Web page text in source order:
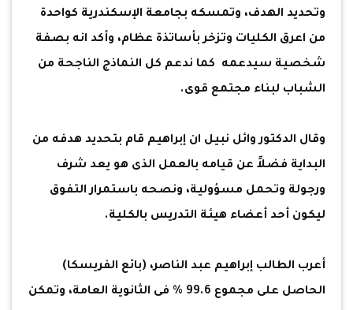
وتحديد الهدف، وتمسكه بجامعة الإسكندرية كواحدة
من اعرق الكليات وتزخر بأساتذة عظام، وأكد انه بصفة
شخصية سيدعمه كما ندعم كل النماذج الناجحة من
الشباب لبناء مجتمع قوى.
وقال الدكتور وائل نبيل ان إبراهيم قام بتحديد هدفه من
البداية فضلاً عن قيامه بالعمل الذى هو يعد شرف
ورجولة وتحمل مسؤولية، ونصحه باستمرار التفوق
ليكون أحد أعضاء هيئة التدريس بالكلية.
أعرب الطالب إبراهيم عبد الناصر، (بائع الفريسكا)
الحاصل على مجموع 99.6 % فى الثانوية العامة، وتمكن